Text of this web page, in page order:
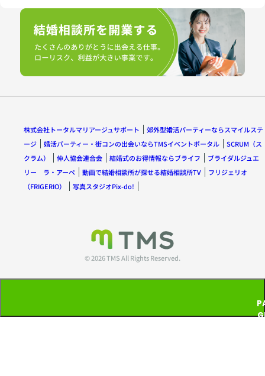
株式会社トータルマリアージュサポート
郊外型婚活パーティーならスマイルステ
ージ
婚活パーティー・街コンの出会いならTMSイベントポータル
SCRUM（ス
クラム）
仲人協会連合会 結婚式のお得情報ならブライフ
ブライダルジュエ
リー ラ・アーペ
動画で結婚相談所が探せる結婚相談所TV
フリジェリオ
（FRIGERIO）
写真スタジオPix-do!
© 2026 TMS All Rights Reserved.